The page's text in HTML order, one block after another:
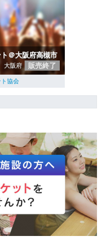
＠大阪府高槻市
大阪府 販売終了
協会